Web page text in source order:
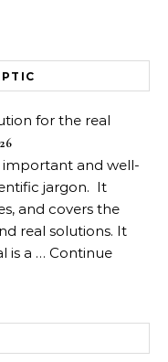
for the real
important and well-
jargon. It
and covers the
real solutions. It
is a … Continue